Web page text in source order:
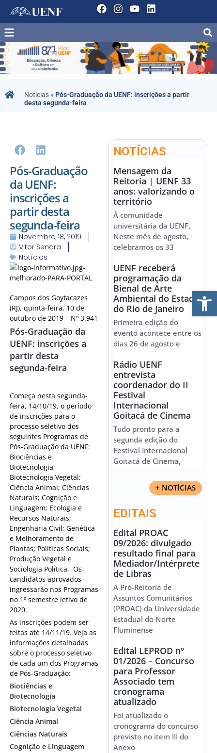
Notícias » Pós-Graduação da UENF: inscrições a partir
desta segunda-feira
Pós-Graduação
da UENF:
inscrições a
partir desta
segunda-feira
Novembro 18, 2019
Vitor Sendra
Notícias
Campos dos Goytacazes
(RJ), quinta-feira, 10 de
outubro de 2019 – Nº 3.941
Pós-Graduação da
UENF: inscrições a
partir desta
segunda-feira
Começa nesta segunda-
feira, 14/10/19, o período
de inscrições para o
processo seletivo dos
seguintes Programas de
Pós-Graduação da UENF:
Biociências e
Biotecnologia;
Biotecnologia Vegetal;
Ciência Animal; Ciências
Naturais; Cognição e
Linguagem; Ecologia e
Recursos Naturais;
Engenharia Civil; Genética
e Melhoramento de
Plantas; Políticas Sociais;
Produção Vegetal e
Sociologia Política. Os
candidatos aprovados
ingressarão nos Programas
no 1º semestre letivo de
2020.
As inscrições podem ser
feitas até 14/11/19. Veja as
informações detalhadas
sobre o processo seletivo
de cada um dos Programas
de Pós-Graduação:
Biociências e
Biotecnologia
Biotecnologia Vegetal
Ciência Animal
Ciências Naturais
Cognição e Linguagem
NOTÍCIAS
Mensagem da
Reitoria | UENF 33
anos: valorizando o
território
À comunidade
universitária da UENF,
Neste mês de agosto,
celebramos os 33
UENF receberá
programação da
Bienal de Arte
Ambiental do Estado
do Rio de Janeiro
Primeira edição do
evento acontece entre os
dias 26 de agosto e
Rádio UENF
entrevista
coordenador do II
Festival
Internacional
Goitacá de Cinema
Tudo pronto para a
segunda edição do
Festival Internacional
Goitacá de Cinema,
+ NOTÍCIAS
EDITAIS
Edital PROAC
09/2026: divulgado
resultado final para
Mediador/Intérprete
de Libras
A Pró-Reitoria de
Assuntos Comunitários
(PROAC) da Universidade
Estadual do Norte
Fluminense
Edital LEPROD nº
01/2026 – Concurso
para Professor
Associado tem
cronograma
atualizado
Foi atualizado o
cronograma do concurso
previsto no item III do
Anexo